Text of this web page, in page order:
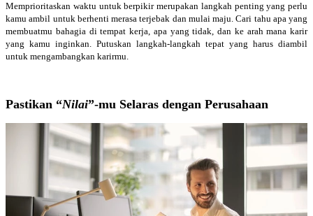
Memprioritaskan waktu untuk berpikir merupakan langkah penting yang perlu
kamu ambil untuk berhenti merasa terjebak dan mulai maju. Cari tahu apa yang
membuatmu bahagia di tempat kerja, apa yang tidak, dan ke arah mana karir
yang kamu inginkan. Putuskan langkah-langkah tepat yang harus diambil
untuk mengambangkan karirmu.
Pastikan “Nilai”-mu Selaras dengan Perusahaan